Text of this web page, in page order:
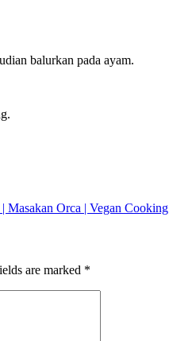
balurkan pada ayam.
Masakan Orca | Vegan Cooking
are marked *